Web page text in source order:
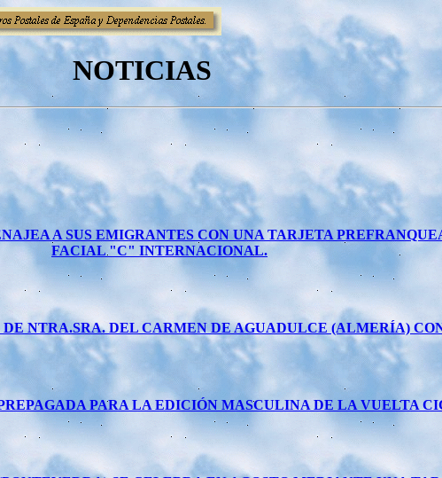
NOTICIAS
A SUS EMIGRANTES CON UNA TARJETA
FACIAL "C" INTERNACIONAL.
NTRA.SRA. DEL CARMEN DE AGUADULCE (ALMERÍA)
PARA LA EDICIÓN MASCULINA DE LA VUELTA